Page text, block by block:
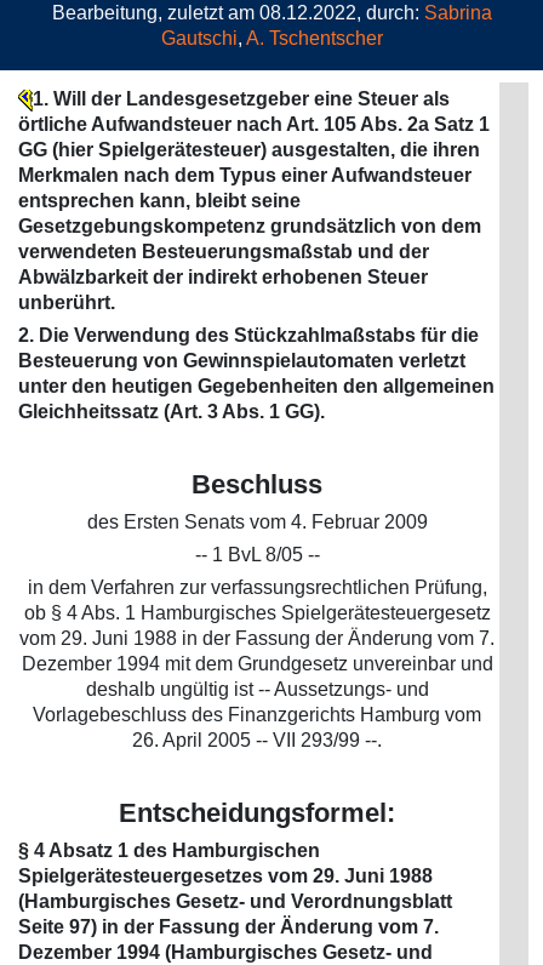
Bearbeitung, zuletzt am 08.12.2022, durch: Sabrina
Gautschi, A. Tschentscher
1. Will der Landesgesetzgeber eine Steuer als
örtliche Aufwandsteuer nach Art. 105 Abs. 2a Satz 1
GG (hier Spielgerätesteuer) ausgestalten, die ihren
Merkmalen nach dem Typus einer Aufwandsteuer
entsprechen kann, bleibt seine
Gesetzgebungskompetenz grundsätzlich von dem
verwendeten Besteuerungsmaßstab und der
Abwälzbarkeit der indirekt erhobenen Steuer
unberührt.
2. Die Verwendung des Stückzahlmaßstabs für die
Besteuerung von Gewinnspielautomaten verletzt
unter den heutigen Gegebenheiten den allgemeinen
Gleichheitssatz (Art. 3 Abs. 1 GG).
Beschluss
des Ersten Senats vom 4. Februar 2009
-- 1 BvL 8/05 --
in dem Verfahren zur verfassungsrechtlichen Prüfung,
ob § 4 Abs. 1 Hamburgisches Spielgerätesteuergesetz
vom 29. Juni 1988 in der Fassung der Änderung vom 7.
Dezember 1994 mit dem Grundgesetz unvereinbar und
deshalb ungültig ist -- Aussetzungs- und
Vorlagebeschluss des Finanzgerichts Hamburg vom
26. April 2005 -- VII 293/99 --.
Entscheidungsformel:
§ 4 Absatz 1 des Hamburgischen
Spielgerätesteuergesetzes vom 29. Juni 1988
(Hamburgisches Gesetz- und Verordnungsblatt
Seite 97) in der Fassung der Änderung vom 7.
Dezember 1994 (Hamburgisches Gesetz- und